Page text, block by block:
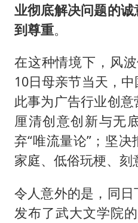
业彻底解决问题的
到尊重。
在这种情境下，风
10日母亲节当天，
此事为广告行业创
厘清创意创新与无
弃“唯流量论”；坚
家庭、低俗玩梗、刻
令人意外的是，同
发布了武大文学院